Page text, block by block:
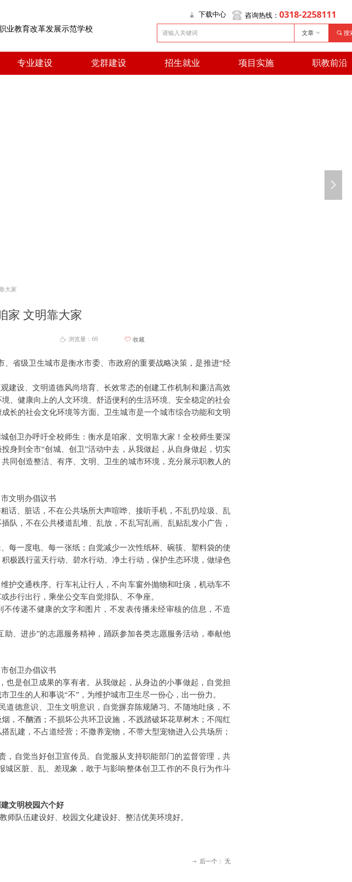
业教育改革发展示范学校 끠 搜
文章 ꀁ
咨询热线： 0318-2258111
넲
专业建设 党群建设 招生就业 项目实施 职教前沿
ꄈ 下载中心
家 文明靠大家
大家
、省级卫生城市是衡水市委、市政府的重要战略决策，是推进“经
建设、文明道德风尚培育、长效常态的创建工作机制和廉洁高效
、健康向上的人文环境、舒适便利的生活环境、安全稳定的社会
长的社会文化环境等方面。卫生城市是一个城市综合功能和文明
创卫办呼吁全校师生：衡水是咱家、文明靠大家！全校师生要深
身到全市“创城、创卫”活动中去，从我做起，从自身做起，切实
同创造整洁、有序、文明、卫生的城市环境，充分展示职教人的
市文明办倡议书
话、脏话，不在公共场所大声喧哗、接听手机，不乱扔垃圾、乱
队，不在公共楼道乱堆、乱放，不乱写乱画、乱贴乱发小广告，
每一度电、每一张纸；自觉减少一次性纸杯、碗筷、塑料袋的使
极践行蓝天行动、碧水行动、净土行动，保护生态环境，做绿色
护交通秩序。行车礼让行人，不向车窗外抛物和吐痰，机动车不
步行出行，乘坐公交车自觉排队、不争座。
传递不健康的文字和图片，不发表传播未经审核的信息，不造
、进步”的志愿服务精神，踊跃参加各类志愿服务活动，奉献他
市创卫办倡议书
也是创卫成果的享有者。从我做起，从身边的小事做起，自觉担
卫生的人和事说“不”，为维护城市卫生尽一份心，出一份力。
道德意识、卫生文明意识，自觉摒弃陈规陋习。不随地吐痰，不
，不酗酒；不损坏公共环卫设施，不践踏破坏花草树木；不闯红
乱建，不占道经营；不撒养宠物，不带大型宠物进入公共场所；
，自觉当好创卫宣传员。自觉服从支持职能部门的监督管理，共
城区脏、乱、差现象，敢于与影响整体创卫工作的不良行为作斗
文明校园六个好
队伍建设好、校园文化建设好、整洁优美环境好。
ꄘ 浏览量： 69 ꄀ 收藏
ꁹ 后一个： 无